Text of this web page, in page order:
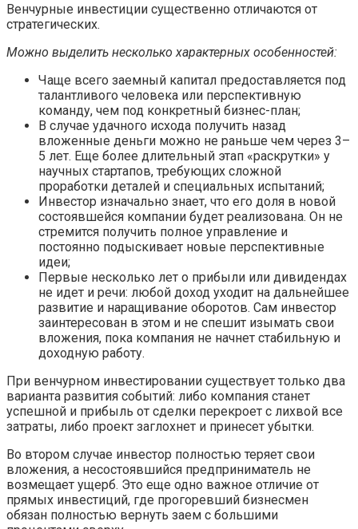
Венчурные инвестиции существенно отличаются от
стратегических.
Можно выделить несколько характерных особенностей:
Чаще всего заемный капитал предоставляется под
талантливого человека или перспективную
команду, чем под конкретный бизнес-план;
В случае удачного исхода получить назад
вложенные деньги можно не раньше чем через 3–
5 лет. Еще более длительный этап «раскрутки» у
научных стартапов, требующих сложной
проработки деталей и специальных испытаний;
Инвестор изначально знает, что его доля в новой
состоявшейся компании будет реализована. Он не
стремится получить полное управление и
постоянно подыскивает новые перспективные
идеи;
Первые несколько лет о прибыли или дивидендах
не идет и речи: любой доход уходит на дальнейшее
развитие и наращивание оборотов. Сам инвестор
заинтересован в этом и не спешит изымать свои
вложения, пока компания не начнет стабильную и
доходную работу.
При венчурном инвестировании существует только два
варианта развития событий: либо компания станет
успешной и прибыль от сделки перекроет с лихвой все
затраты, либо проект заглохнет и принесет убытки.
Во втором случае инвестор полностью теряет свои
вложения, а несостоявшийся предприниматель не
возмещает ущерб. Это еще одно важное отличие от
прямых инвестиций, где прогоревший бизнесмен
обязан полностью вернуть заем с большими